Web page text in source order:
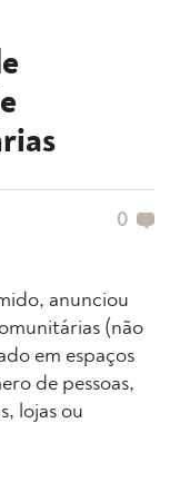
0
anunciou
(não
em espaços
de pessoas,
lojas ou